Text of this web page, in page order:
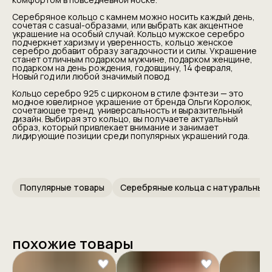
Серебряное кольцо с камнем можно носить каждый день,
сочетая с casual-образами, или выбрать как акцентное
украшение на особый случай. Кольцо мужское серебро
подчеркнет харизму и уверенность, кольцо женское
серебро добавит образу загадочности и силы. Украшение
станет отличным подарком мужчине, подарком женщине,
подарком на день рождения, годовщину, 14 февраля,
Новый год или любой значимый повод.
Кольцо серебро 925 с цирконом в стиле фэнтези — это
модное ювелирное украшение от бренда Ольги Королюк,
сочетающее тренд, универсальность и выразительный
дизайн. Выбирая это кольцо, вы получаете актуальный
образ, который привлекает внимание и занимает
лидирующие позиции среди популярных украшений года.
Популярные товары
похожие товары